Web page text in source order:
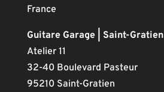
France
Guitare Garage | Saint-Gratien
Atelier 11
32-40 Boulevard Pasteur
95210 Saint-Gratien